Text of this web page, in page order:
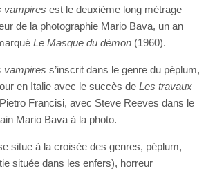
vampires est le deuxième long métrage
de la photographie Mario Bava, un an
Le Masque du démon (1960).
vampires s’inscrit dans le genre du péplum,
en Italie avec le succès de Les travaux
Francisi, avec Steve Reeves dans le
Mario Bava à la photo.
situe à la croisée des genres, péplum,
située dans les enfers), horreur